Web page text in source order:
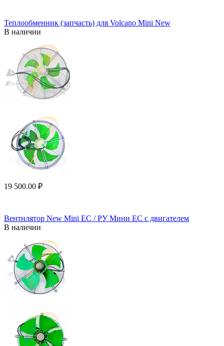
Теплообменник (запчасть) для Volcano Mini New
В наличии
19 500.00 ₽
Вентилятор New Mini EC / РУ Мини ЕС с двигателем
В наличии